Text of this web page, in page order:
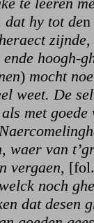
dat hy tot den
hoogh-
) mocht
weet. De
met goede
waer van
vergaen,
noch
dat desen